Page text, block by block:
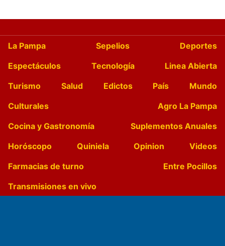
La Pampa Sepelios
Deportes
Espectáculos
Tecnología
Linea Abierta
Turismo
Salud Edictos País
Mundo
Culturales
Agro La Pampa
Cocina y Gastronomía
Suplementos Anuales
Horóscopo
Quiniela Opinion
Videos
Farmacias de turno
Entre Pocillos
Transmisiones en vivo